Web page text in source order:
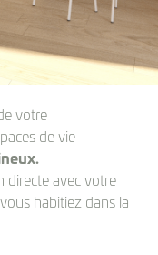
votre
de vie
directe avec votre
habitiez dans la